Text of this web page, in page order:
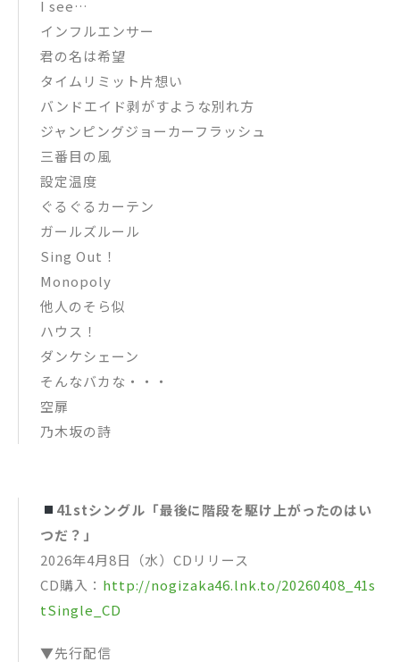
I see…
インフルエンサー
君の名は希望
タイムリミット片想い
バンドエイド剥がすような別れ方
ジャンピングジョーカーフラッシュ
三番目の風
設定温度
ぐるぐるカーテン
ガールズルール
Sing Out！
Monopoly
他人のそら似
ハウス！
ダンケシェーン
そんなバカな・・・
空扉
乃木坂の詩
41stシングル「最後に階段を駆け上がったのはい
つだ？」
2026年4月8日（水）CDリリース
CD購入： http://nogizaka46.lnk.to/20260408_41s
tSingle_CD
▼先行配信